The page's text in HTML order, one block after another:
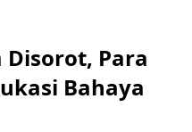
Disorot, Para
Bahaya